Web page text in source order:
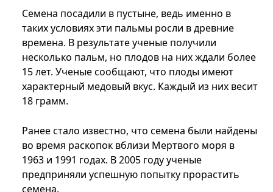
Семена посадили в пустыне, ведь именно в
таких условиях эти пальмы росли в древние
времена. В результате ученые получили
несколько пальм, но плодов на них ждали более
15 лет. Ученые сообщают, что плоды имеют
характерный медовый вкус. Каждый из них весит
18 грамм.
Ранее стало известно, что семена были найдены
во время раскопок вблизи Мертвого моря в
1963 и 1991 годах. В 2005 году ученые
предприняли успешную попытку прорастить
семена.